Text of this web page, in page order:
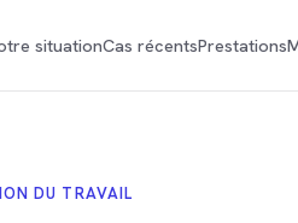
situationCas récentsPrestations
DU TRAVAIL